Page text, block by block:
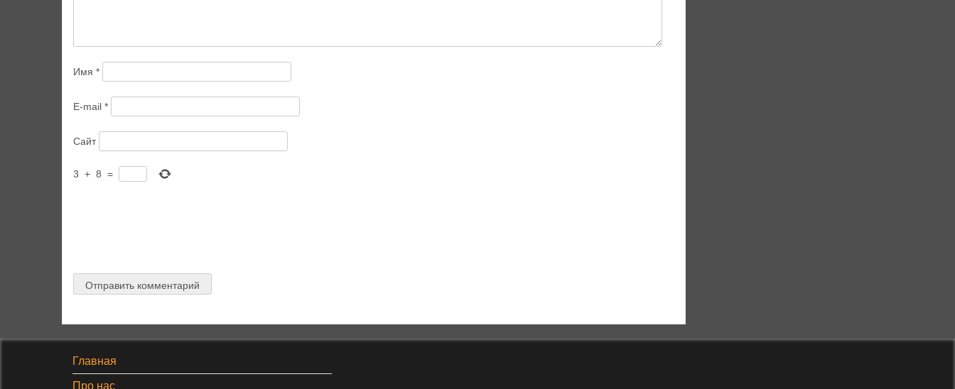
Имя *
E-mail *
Сайт
3 + 8 =
Главная
Про нас